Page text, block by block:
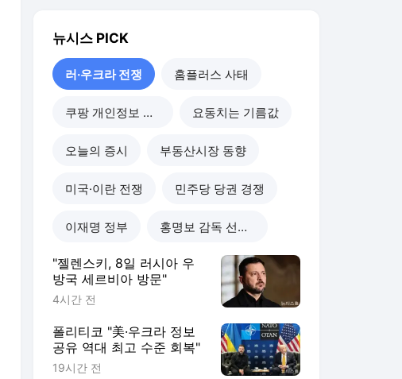
뉴시스 PICK
러·우크라 전쟁 홈플러스 사태
쿠팡 개인정보 유출 요동치는 기름값
오늘의 증시 부동산시장 동향
미국·이란 전쟁 민주당 당권 경쟁
이재명 정부 홍명보 감독 선임 논란
"젤렌스키, 8일 러시아 우
방국 세르비아 방문"
4시간 전
폴리티코 "美·우크라 정보
공유 역대 최고 수준 회복"
19시간 전